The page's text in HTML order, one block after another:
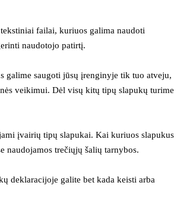
failai, kuriuos galima naudoti
naudotojo patirtį.
galime saugoti jūsų įrenginyje tik tuo atveju,
veikimui. Dėl visų kitų tipų slapukų turime
įvairių tipų slapukai. Kai kuriuos slapukus
naudojamos trečiųjų šalių tarnybos.
deklaracijoje galite bet kada keisti arba